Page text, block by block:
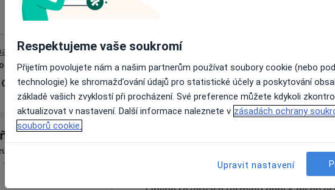
Židenice
Cena nebyla přidána
Ranušová
10 názorů
Respektujeme vaše soukromí
Přijetím povolujete nám a našim partnerům používat soubory cookie (nebo
technologie) ke shromažďování údajů pro statistické účely a poskytování
základě vašich zvyklostí při procházení. Své preference můžete kdykoli
aktualizovat v nastavení. Další informace naleznete v zásadách ochrany
souborů cookie.
Upravit nastavení